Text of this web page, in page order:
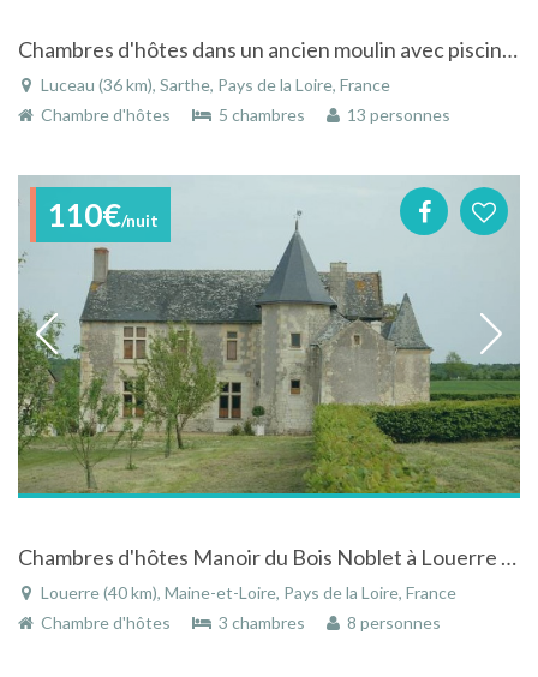
Chambres d'hôtes dans un ancien moulin avec piscine, spa et sauna
Luceau (36 km), Sarthe, Pays de la Loire, France
Chambre d'hôtes
5 chambres 13 personnes
110€/nuit
Chambres d'hôtes Manoir du Bois Noblet à Louerre en Anjou
Louerre (40 km), Maine-et-Loire, Pays de la Loire, France
Chambre d'hôtes
3 chambres 8 personnes